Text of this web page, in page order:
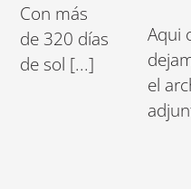
Con más
de 320 días
de sol [...]
Aqui
el